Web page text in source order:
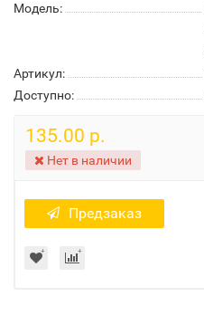
Модель:
Артикул:
Доступно:
135.00 р.
Нет в наличии
Предзаказ